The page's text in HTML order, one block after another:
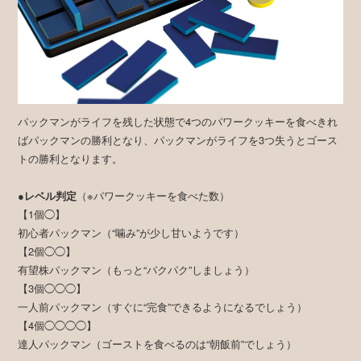
パックマンがライフを残した状態で4つのパワークッキーを食べきれ
ばパックマンの勝利となり、パックマンがライフを3つ失うとゴース
トの勝利となります。
●レベル判定 （※パワークッキーを食べた数）
【1個◯】
初心者パックマン（“噛み”が少し甘いようです）
【2個◯◯】
有望株パックマン（もっと“パクパク”しましょう）
【3個◯◯◯】
一人前パックマン（すぐに“完食”できるようになるでしょう）
【4個◯◯◯◯】
達人パックマン（ゴーストを食べるのは“朝飯前”でしょう）